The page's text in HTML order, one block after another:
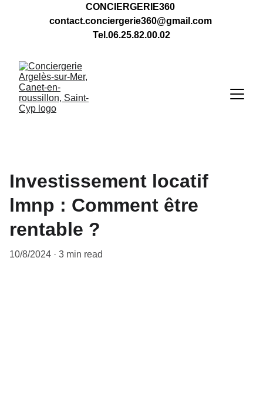
CONCIERGERIE360
contact.conciergerie360@gmail.com
Tel.06.25.82.00.02
Investissement locatif
lmnp : Comment être
rentable ?
10/8/2024 3 min read